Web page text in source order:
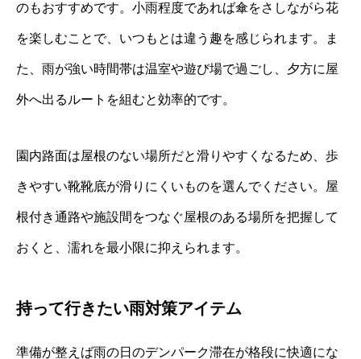
のもおすすめです。小雨程度であれば傘をさしながら花
を楽しむことで、いつもとは違う趣を感じられます。ま
た、雨が強い時間帯は温室や遊び場で過ごし、夕方に屋
外へ出るルートを組むと効率的です。
園内路面は屋根のない場所だと滑りやすくなるため、歩
きやすい靴靴底が滑りにくいものを選んでください。屋
根付き通路や施設間をつなぐ屋根のある場所を把握して
おくと、濡れを最小限に抑えられます。
持って行きたい雨対策アイテム
準備が整えば雨の日のデンパーク滞在が格段に快適にな